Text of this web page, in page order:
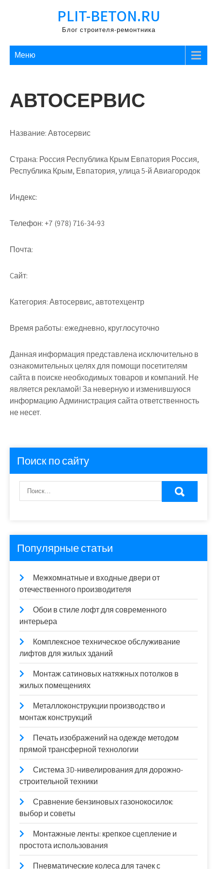
PLIT-BETON.RU
Блог строителя-ремонтника
Меню
АВТОСЕРВИС
Название:Автосервис
Страна: Россия Республика Крым Евпатория Россия,
Республика Крым, Евпатория, улица 5-й Авиагородок
Индекс:
Телефон: +7 (978) 716-34-93
Почта:
Cайт:
Категория:Автосервис, автотехцентр
Время работы:ежедневно, круглосуточно
Данная информация представлена исключительно в
ознакомительных целях для помощи посетителям
сайта в поиске необходимых товаров и компаний. Не
является рекламой! За неверную и изменившуюся
информацию Администрация сайта ответственность
не несет.
Поиск по сайту
Популярные статьи
Межкомнатные и входные двери от
отечественного производителя
Обои в стиле лофт для современного
интерьера
Комплексное техническое обслуживание
лифтов для жилых зданий
Монтаж сатиновых натяжных потолков в
жилых помещениях
Металлоконструкции производство и
монтаж конструкций
Печать изображений на одежде методом
прямой трансферной технологии
Система 3D-нивелирования для дорожно-
строительной техники
Сравнение бензиновых газонокосилок:
выбор и советы
Монтажные ленты: крепкое сцепление и
простота использования
Пневматические колеса для тачек с